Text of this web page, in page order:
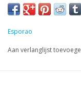
Esporao
Aan verlanglijst